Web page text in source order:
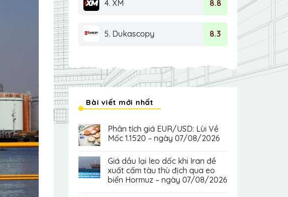
4. XM 8.8
5. Dukascopy 8.3
Bài viết mới nhất
Phân tích giá EUR/USD: Lùi Về
Mốc 1.1520 – ngày 07/08/2026
Giá dầu lại leo dốc khi Iran đề
xuất cấm tàu thù địch qua eo
biển Hormuz – ngày 07/08/2026